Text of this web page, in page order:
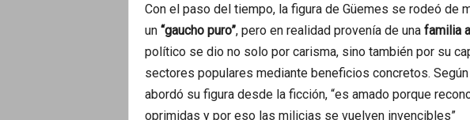
Con el paso del tiempo, la figura de Güemes se rodeó de
un “gaucho puro”, pero en realidad provenía de una familia
político se dio no solo por carisma, sino también por su
sectores populares mediante beneficios concretos.
abordó su figura desde la ficción, “es amado porque
oprimidas y por eso las milicias se vuelven invencibles”